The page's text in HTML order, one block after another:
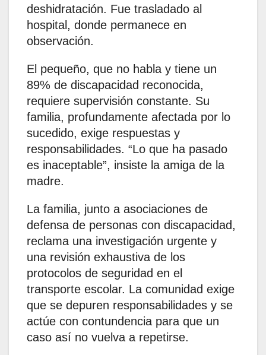
deshidratación. Fue trasladado al
hospital, donde permanece en
observación.
El pequeño, que no habla y tiene un
89% de discapacidad reconocida,
requiere supervisión constante. Su
familia, profundamente afectada por lo
sucedido, exige respuestas y
responsabilidades. “Lo que ha pasado
es inaceptable”, insiste la amiga de la
madre.
La familia, junto a asociaciones de
defensa de personas con discapacidad,
reclama una investigación urgente y
una revisión exhaustiva de los
protocolos de seguridad en el
transporte escolar. La comunidad exige
que se depuren responsabilidades y se
actúe con contundencia para que un
caso así no vuelva a repetirse.